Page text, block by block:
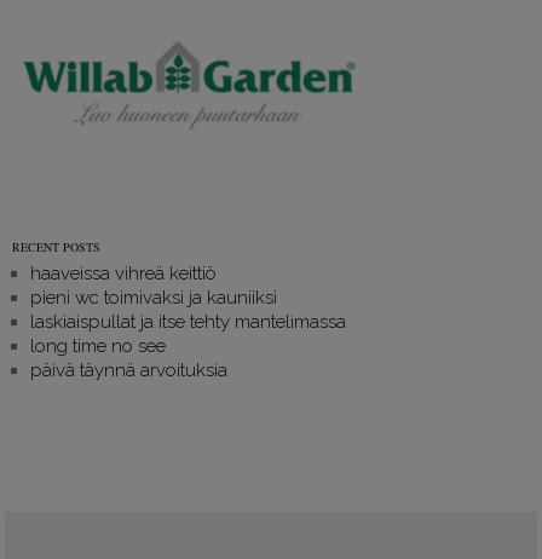
RECENT POSTS
haaveissa vihreä keittiö
pieni wc toimivaksi ja kauniiksi
laskiaispullat ja itse tehty mantelimassa
long time no see
päivä täynnä arvoituksia